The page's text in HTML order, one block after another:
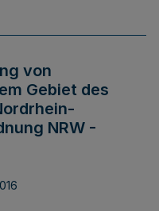
von
Gebiet des
NRW -